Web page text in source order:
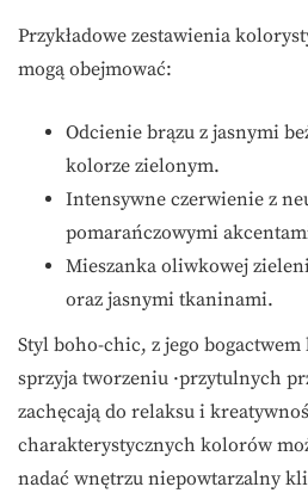
Przykładowe zestawienia
mogą obejmować:
Odcienie brązu z jasnymi
kolorze zielonym.
Intensywne czerwienie z
pomarańczowymi
Mieszanka oliwkowej
oraz jasnymi tkaninami.
Styl boho-chic, z jego
sprzyja tworzeniu ·przytulnych
zachęcają do relaksu i
charakterystycznych kolorów
nadać wnętrzu niepowtarzalny